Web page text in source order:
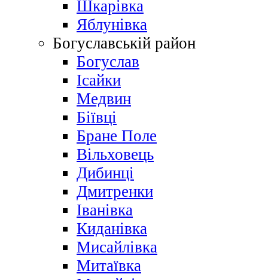
Шкарівка
Яблунівка
Богуславській район
Богуслав
Ісайки
Медвин
Біївці
Бране Поле
Вільховець
Дибинці
Дмитренки
Іванівка
Киданівка
Мисайлівка
Митаївка